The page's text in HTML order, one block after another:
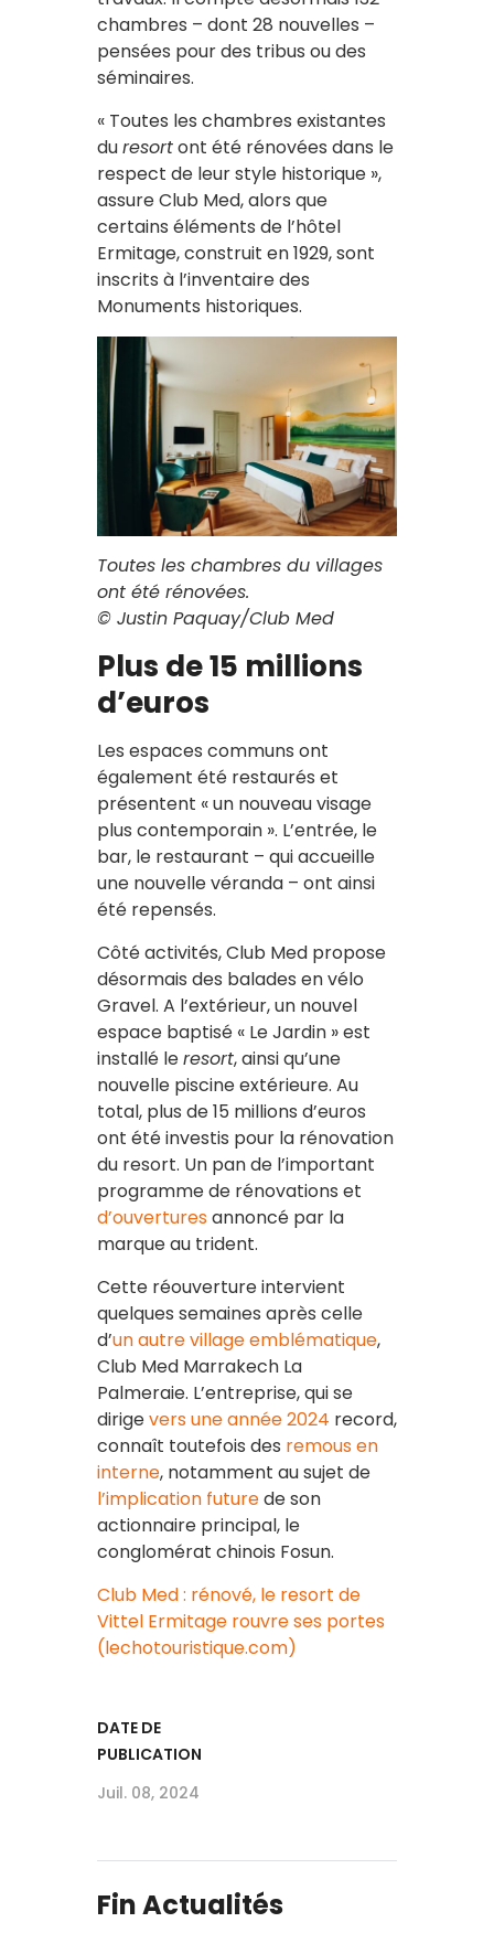
chambres – dont 28 nouvelles –
pensées pour des tribus ou des
séminaires.
« Toutes les chambres existantes
duresortont été rénovées dans le
respect de leur style historique »,
assure Club Med, alors que
certains éléments de l’hôtel
Ermitage, construit en 1929, sont
inscrits à l’inventaire des
Monuments historiques.
Toutes les chambres du villages
ont été rénovées.
© Justin Paquay/Club Med
Plus de 15 millions
d’euros
Les espaces communs ont
également été restaurés et
présentent « un nouveau visage
plus contemporain ». L’entrée, le
bar, le restaurant – qui accueille
une nouvelle véranda – ont ainsi
été repensés.
Côté activités, Club Med propose
désormais des balades en vélo
Gravel. A l’extérieur, un nouvel
espace baptisé « Le Jardin » est
installé leresort, ainsi qu’une
nouvelle piscine extérieure. Au
total, plus de 15 millions d’euros
ont été investis pour la rénovation
du resort. Un pan de l’important
programme de rénovations et
d’ouverturesannoncé par la
marque au trident.
Cette réouverture intervient
quelques semaines après celle
d’un autre village emblématique,
Club Med Marrakech La
Palmeraie. L’entreprise, qui se
dirigevers une année 2024 record,
connaît toutefois des remous en
interne, notamment au sujet de
l’implication futurede son
actionnaire principal, le
conglomérat chinois Fosun.
Club Med : rénové, le resort de
Vittel Ermitage rouvre ses portes
(lechotouristique.com)
DATE DE
PUBLICATION
Juil. 08, 2024
Fin Actualités